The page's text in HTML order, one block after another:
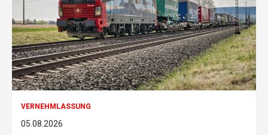
VERNEHMLASSUNG
05.08.2026